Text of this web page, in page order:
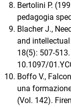
Bertolini P.
pedagogia
Blacher J.,
and
18(5): 507-
10.1097/
Boffo V.,
una
(Vol. 142).